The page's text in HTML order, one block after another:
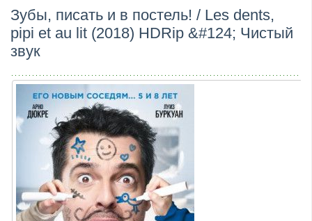
Зубы, писать и в постель! / Les dents,
pipi et au lit (2018) HDRip &#124; Чистый
звук